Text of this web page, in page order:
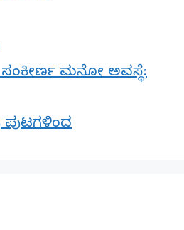
ಮನೋ ಅವಸ್ಥೆ:
ಪುಟಗಳಿಂದ